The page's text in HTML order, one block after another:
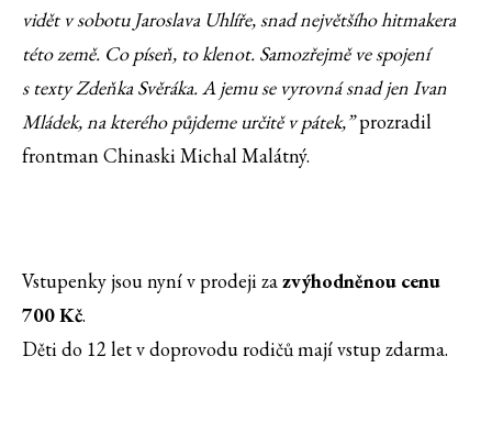
vidět v sobotu Jaroslava Uhlíře, snad největšího hitmakera
této země. Co píseň, to klenot. Samozřejmě ve spojení
s texty Zdeňka Svěráka. A jemu se vyrovná snad jen Ivan
Mládek, na kterého půjdeme určitě v pátek,”prozradil
frontman Chinaski Michal Malátný.
Vstupenky jsou nyní v prodeji zazvýhodněnou cenu
700 Kč.
Děti do 12 let v doprovodu rodičů mají vstup zdarma.